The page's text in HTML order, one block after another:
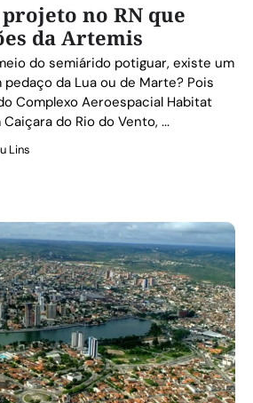
no RN que
da Artemis
do semiárido potiguar, existe um
da Lua ou de Marte? Pois
Complexo Aeroespacial Habitat
do Rio do Vento, ...
Lins